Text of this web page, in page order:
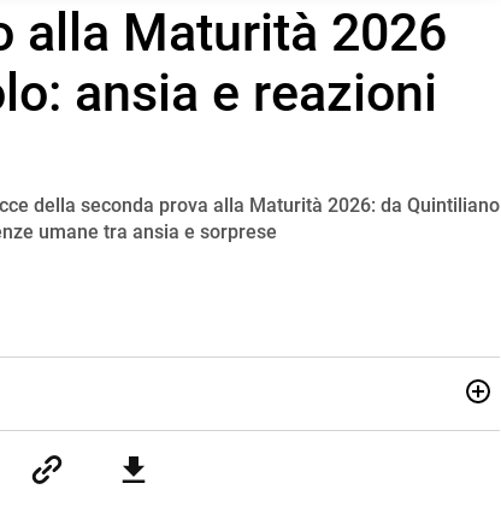
alla Maturità 2026
ansia e reazioni
della seconda prova alla Maturità 2026: da Quintiliano
umane tra ansia e sorprese
il mio pane quotidiano, i libri la mia via per evadere e viaggiare con